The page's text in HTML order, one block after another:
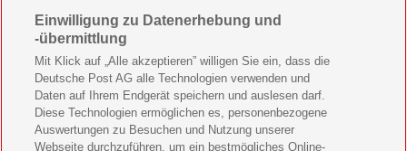
Wohnen & Garten Geschenkabo verschenken
Mein schönes Land Geschenkabo verschenken
Bild der Frau Geschenkabo verschenken
11 Freunde Geschenkabo verschenken
Einwilligung zu Datenerhebung und
-übermittlung
Mit Klick auf „Alle akzeptieren” willigen Sie ein, dass die
Deutsche Post AG alle Technologien verwenden und
Daten auf Ihrem Endgerät speichern und auslesen darf.
Diese Technologien ermöglichen es, personenbezogene
Auswertungen zu Besuchen und Nutzung unserer
Webseite durchzuführen, um ein bestmögliches Online-